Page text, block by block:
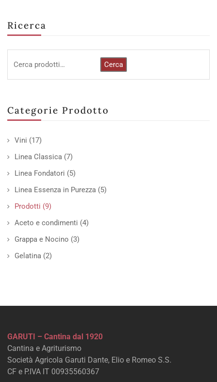
Ricerca
Cerca
Categorie Prodotto
Vini (17)
Linea Classica (7)
Linea Fondatori (5)
Linea Essenza in Purezza (5)
Prodotti (9)
Aceto e condimenti (4)
Grappa e Nocino (3)
Gelatina (2)
GARUTI – Cantina dal 1920
Cantina e Agriturismo
Società Agricola Garuti Dante, Elio e Romeo S.S.
CF e P.IVA IT 00935560367